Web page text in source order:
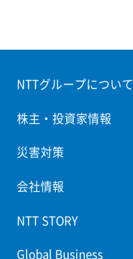
NTTグループについて
株主・投資家情報
災害対策
会社情報
NTT STORY
Global Business